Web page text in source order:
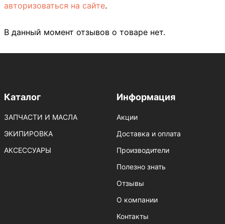
авторизоваться на сайте.
В данный момент отзывов о товаре нет.
Каталог
ЗАПЧАСТИ И МАСЛА
ЭКИПИРОВКА
АКСЕССУАРЫ
Информация
Акции
Доставка и оплата
Производители
Полезно знать
Отзывы
О компании
Контакты